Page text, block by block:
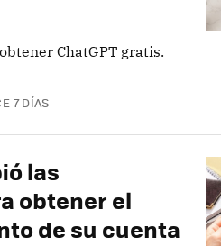
ChatGPT gratis.
7 DÍAS
las
obtener el
de su cuenta